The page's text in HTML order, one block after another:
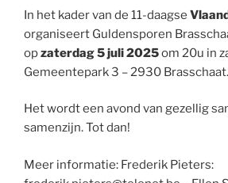
In het kader van de 11-daagse
organiseert Guldensporen
opzaterdag 5 juli 2025om 20u in
Gemeentepark 3 – 2930 Brasschaat.
Het wordt een avond van gezellig
samenzijn. Tot dan!
Meer informatie: Frederik Pieters: